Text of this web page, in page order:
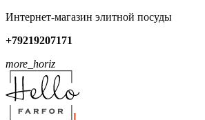
Интернет-магазин элитной посуды
+79219207171
more_horiz